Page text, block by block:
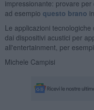
impressionante: provare
ad esempio questo brano
Le applicazioni
dai dispositivi acustici per
all'entertainment, per
Michele Campisi